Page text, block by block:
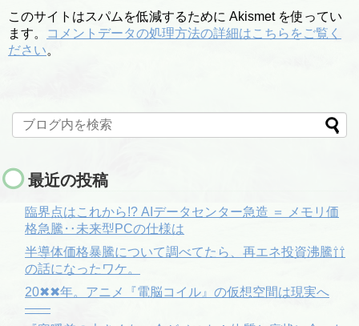
このサイトはスパムを低減するために Akismet を使ってい
ます。
コメントデータの処理方法の詳細はこちらをご覧く
ださい。
最近の投稿
臨界点はこれから!? AIデータセンター急造 ＝ メモリ価
格急騰‥未来型PCの仕様は
半導体価格暴騰について調べてたら、再エネ投資沸騰⇧⇧
の話になったワケ。
20✖✖年。アニメ『電脳コイル』の仮想空間は現実へ
――